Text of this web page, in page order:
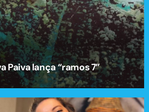
Paiva lança “ramos 7”